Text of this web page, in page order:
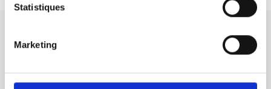
Statistiques
Marketing
verankerd is in een
brouwkennis.